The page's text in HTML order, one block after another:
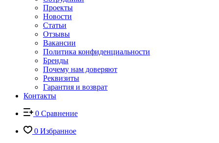
Проекты
Новости
Статьи
Отзывы
Вакансии
Политика конфиденциальности
Бренды
Почему нам доверяют
Реквизиты
Гарантия и возврат
Контакты
0 Сравнение
0 Избранное